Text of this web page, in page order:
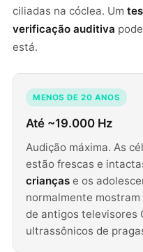
ciliadas na cóclea. Um
verificação auditiva
está.
MENOS DE 20 ANOS
Até ~19.000 Hz
Audição máxima. As
estão frescas e
crianças e os
normalmente
de antigos televisores
ultrassônicos de